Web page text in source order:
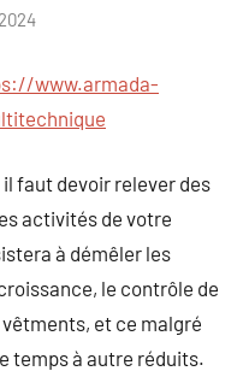
www.armada-
faut devoir relever des
activités de votre
à démêler les
le contrôle de
et ce malgré
temps à autre réduits.